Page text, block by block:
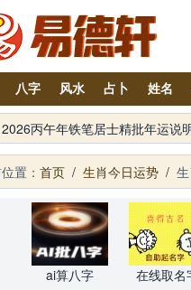
八字 风水 占卜 姓名
2026丙午年铁笔居士精批年运说
易德轩吉祥商城：2026丙午年化
置： 首页 / 生肖今日运势 /
ai算八字
在线取名